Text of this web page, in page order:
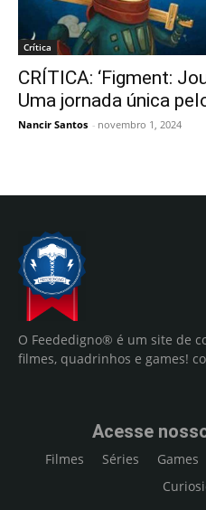
Crítica
CRÍTICA: ‘Figment:
Uma jornada única
Nancir Santos - novembro 1, 2024
O Feededigno® é um site de
filmes, quadrinhos e games!
Acesse
Filmes Séries Games